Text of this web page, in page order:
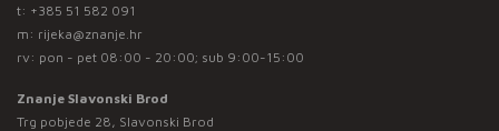
t: +385 51 582 091
m: rijeka@znanje.hr
rv: pon - pet 08:00 - 20:00; sub 9:00-15:00
Znanje Slavonski Brod
Trg pobjede 28, Slavonski Brod